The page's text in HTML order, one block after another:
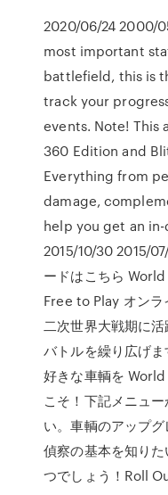
2020/06/24 2000/
most important
battlefield, this is
track your
events. Note! This
360 Edition and
Everything from
damage,
help you get an
2015/10/30 2015/
ードはこちら
Free to Play オンラ
二次世界大戦期に
バトルを繰り広げ
好きな車輌を
こそ！下記メニュ
い。車輌のアップ
偵察の基本を知り
つでしょう！Roll